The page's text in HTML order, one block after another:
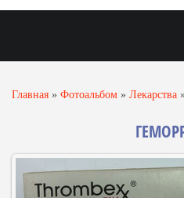
Главная » Фотоальбом » Лекарства »